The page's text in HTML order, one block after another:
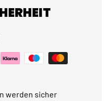
werden sicher